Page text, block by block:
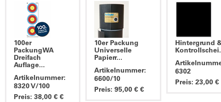
100er
PackungWA
Dreifach
Auflage...
Artikelnummer:
8320 V/100
Preis: 38,00 € €
10er Packung
Universelle
Papierr...
Artikelnummer:
6600/10
Preis: 95,00 € €
Hintergrund
6302
Preis: 23,00 €